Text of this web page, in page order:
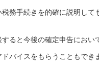
務手続きを的確に説明して
すると今後の確定申告におい
バイスをもらうこともでき